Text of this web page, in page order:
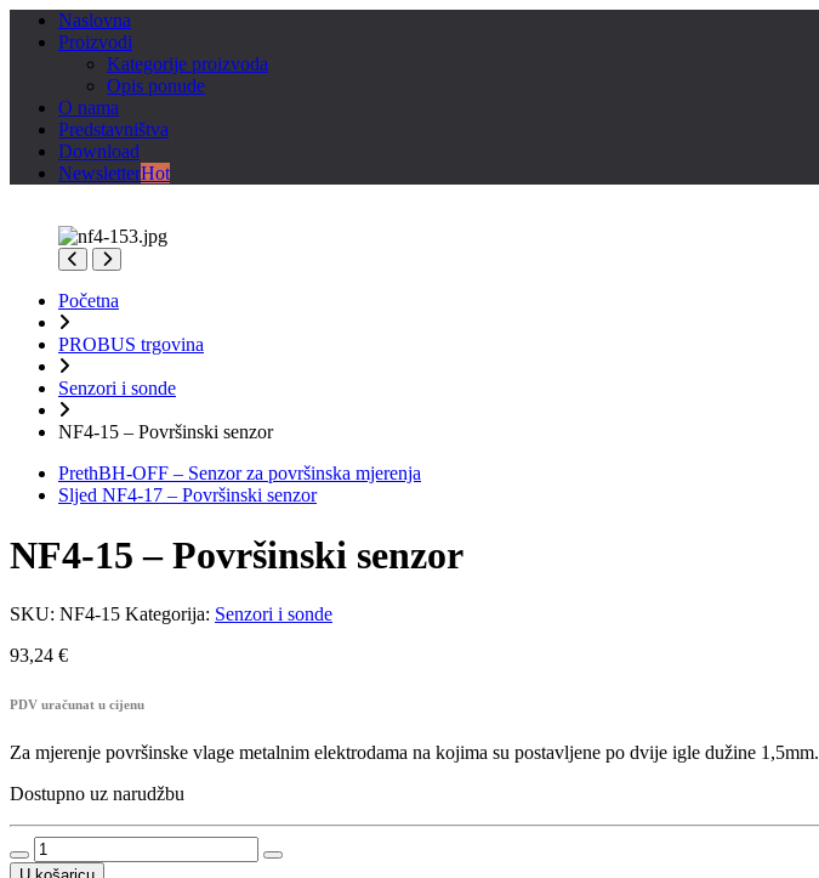
Naslovna
Proizvodi
Kategorije proizvoda
Opis ponude
O nama
Predstavništva
Download
NewsletterHot
Početna
PROBUS trgovina
Senzori i sonde
NF4-15 – Površinski senzor
PrethBH-OFF – Senzor za površinska mjerenja
Sljed NF4-17 – Površinski senzor
NF4-15 – Površinski senzor
SKU: NF4-15 Kategorija: Senzori i sonde
93,24 €
PDV uračunat u cijenu
Za mjerenje površinske vlage metalnim elektrodama na kojima su postavljene po dvije igle dužine 1,5mm.
Dostupno uz narudžbu
NF4-
15